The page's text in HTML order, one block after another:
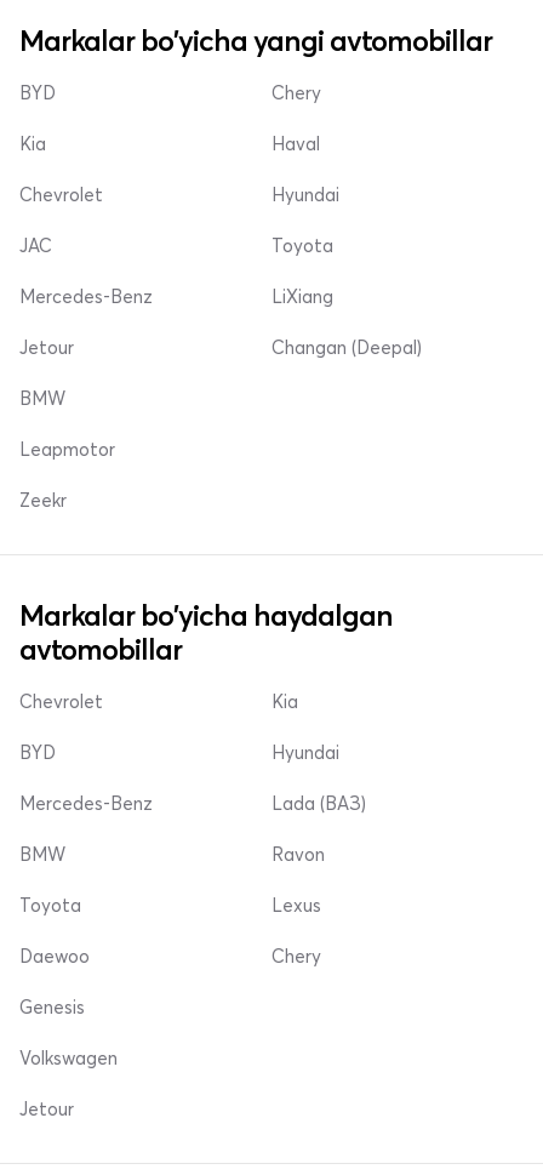
Markalar bo'yicha yangi avtomobillar
BYD
Kia
Chevrolet
Chery
Haval
Hyundai
JAC
Mercedes-Benz
Jetour
Toyota
LiXiang
Changan (Deepal)
BMW
Leapmotor
Zeekr
Markalar bo'yicha haydalgan
avtomobillar
Chevrolet
BYD
Mercedes-Benz
Kia
Hyundai
Lada (ВАЗ)
BMW
Toyota
Daewoo
Ravon
Lexus
Chery
Genesis
Volkswagen
Jetour